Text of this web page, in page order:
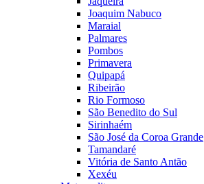
Joaquim Nabuco
Maraial
Palmares
Pombos
Primavera
Quipapá
Ribeirão
Rio Formoso
São Benedito do Sul
Sirinhaém
São José da Coroa Grande
Tamandaré
Vitória de Santo Antão
Xexéu